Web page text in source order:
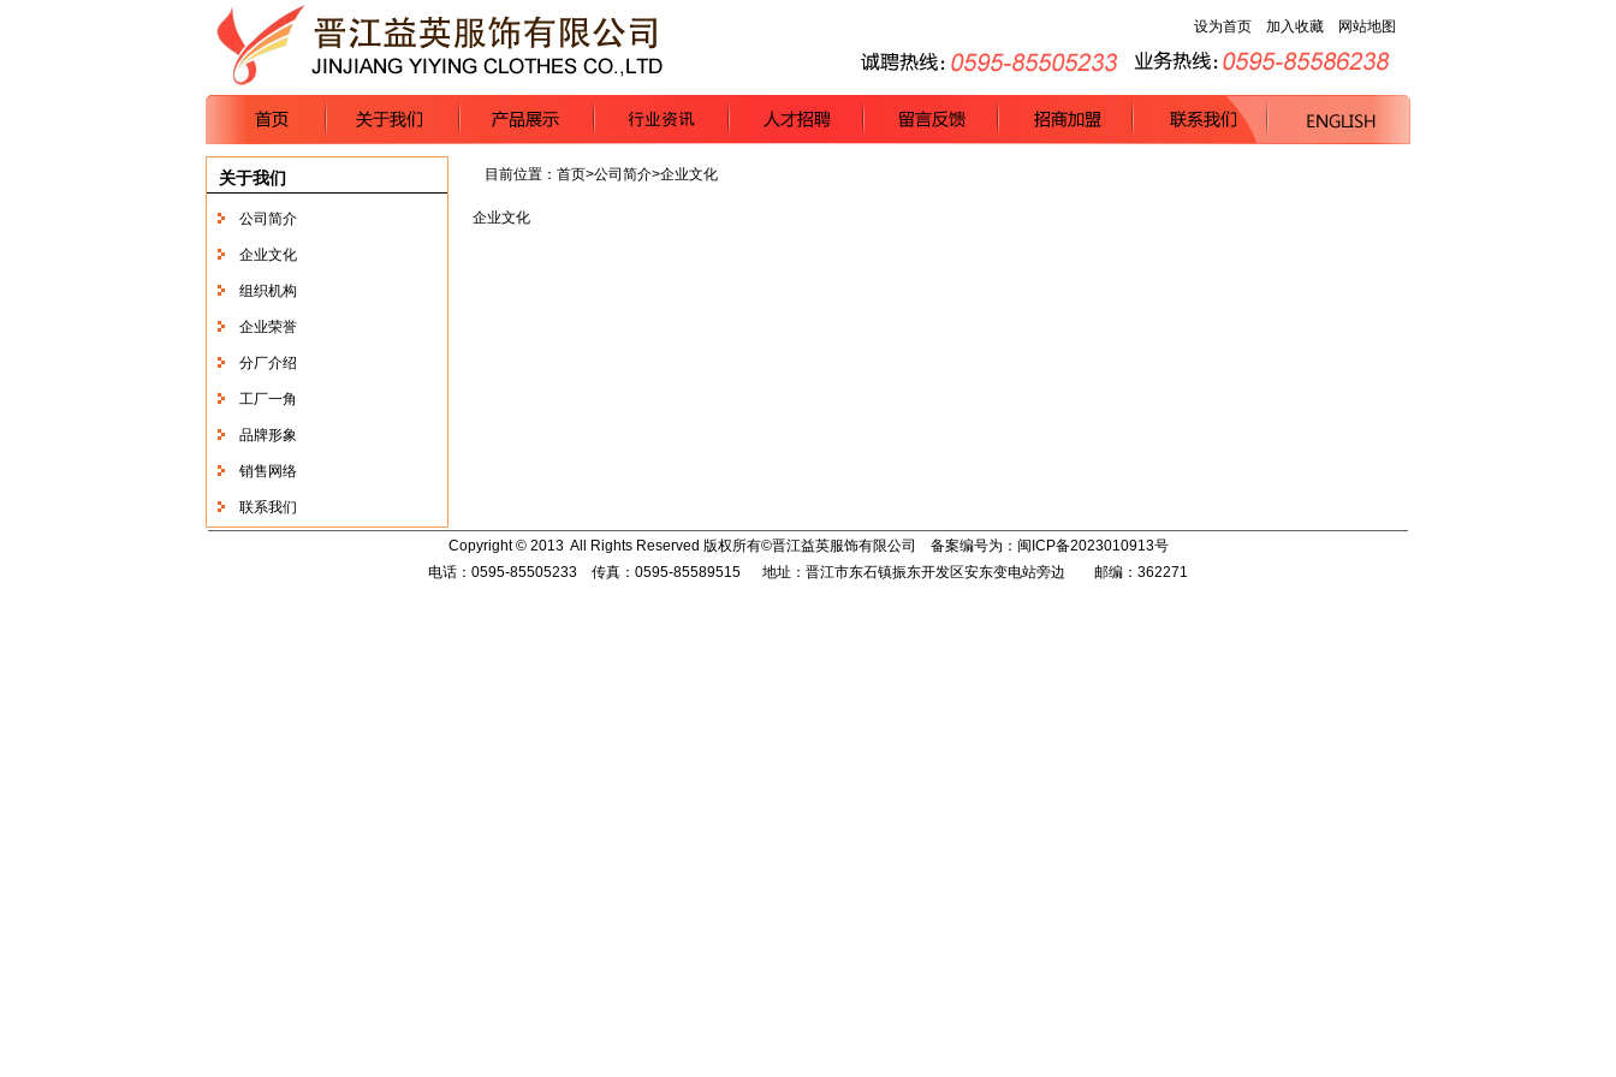
设为首页 加入收藏 网站地图
关于我们
公司简介
企业文化
组织机构
企业荣誉
分厂介绍
工厂一角
品牌形象
销售网络
联系我们
目前位置： 首页>公司简介>企业文化
企业文化
Copyright © 2013 All Rights Reserved 版权所有©晋江益英服饰有限公司 备案编号为：闽ICP备2023010913号
电话：0595-85505233 传真：0595-85589515 地址：晋江市东石镇振东开发区安东变电站旁边 邮编：362271